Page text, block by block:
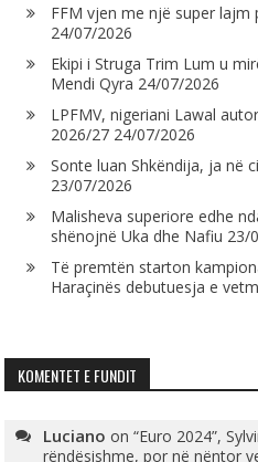
FFM vjen me një super lajm
24/07/2026
Ekipi i Struga Trim Lum u
Mendi Qyra 24/07/2026
LPFMV, nigeriani Lawal
2026/27 24/07/2026
Sonte luan Shkëndija, ja në
23/07/2026
Malisheva superiore edhe
shënojnë Uka dhe Nafiu 23/
Të premtën starton
Haraçinës debutuesja e
KOMENTET E FUNDIT
Luciano on“Euro 2024”,
rëndësishme, por në nëntor